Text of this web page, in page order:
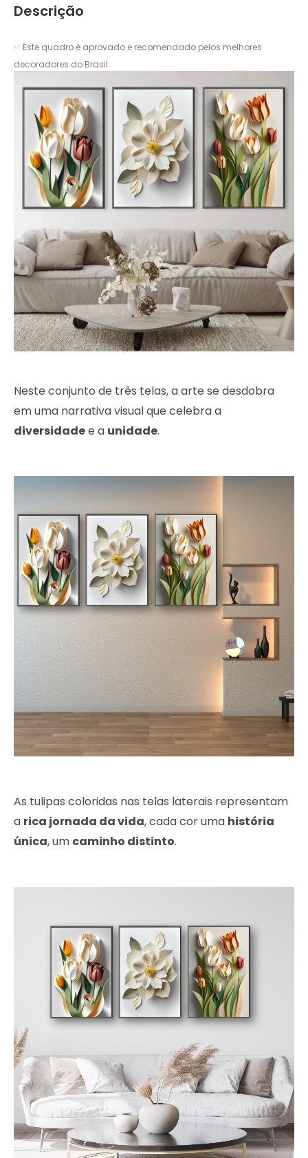
Descrição
✅ Este quadro é aprovado e recomendado pelos melhores
decoradores do Brasil.
Neste conjunto de três telas, a arte se desdobra
em uma narrativa visual que celebra a
diversidadee a unidade.
As tulipas coloridas nas telas laterais representam
a rica jornada da vida, cada cor uma história
única, um caminho distinto.